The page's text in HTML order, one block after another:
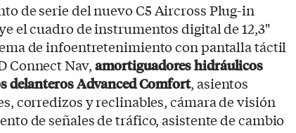
de serie del nuevo C5 Aircross Plug-in
el cuadro de instrumentos digital de 12,3"
de infoentretenimiento con pantalla táctil
Connect Nav,amortiguadores hidráulicos
delanteros Advanced Comfort, asientos
corredizos y reclinables, cámara de visión
de señales de tráfico, asistente de cambio